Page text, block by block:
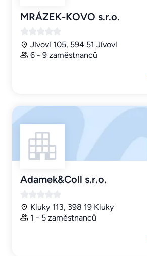
MRÁZEK-KOVO s.r.o.
Jívoví 105, 594 51 Jívoví
6 - 9 zaměstnanců
Adamek&Coll s.r.o.
Kluky 113, 398 19 Kluky
1 - 5 zaměstnanců